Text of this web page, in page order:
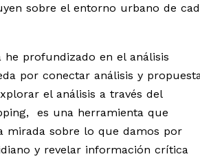
sobre el entorno urbano de
he profundizado en el análisis
por conectar análisis y
el análisis a través del
es una herramienta que
mirada sobre lo que damos por
y revelar información crítica